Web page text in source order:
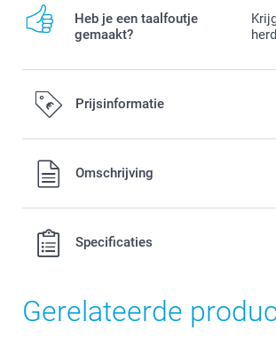
Heb je een taalfoutje
gemaakt?
Prijsinformatie
Alle prijzen zijn in EURO (€) inclusief BTW
verzendkosten.Omschrijving
Specificaties
Gerelateerde